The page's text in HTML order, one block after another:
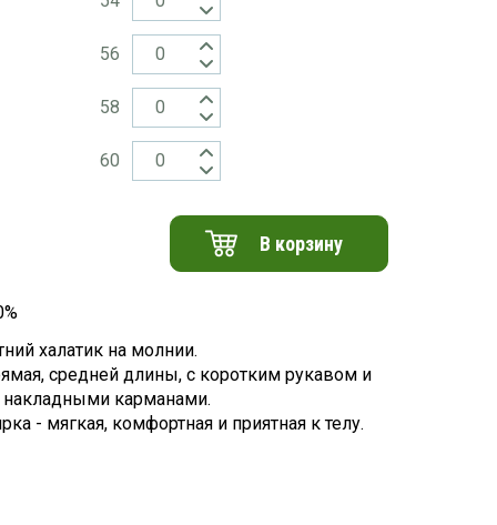
56
58
60
В корзину
халатик на молнии.
средней длины, с коротким рукавом и
карманами.
- мягкая, комфортная и приятная к телу.